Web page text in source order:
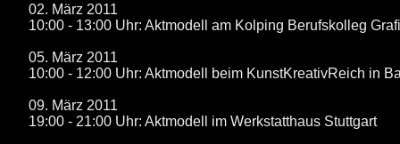
02. März 2011
10:00 - 13:00 Uhr: Aktmodell am Kolping Berufskolleg
05. März 2011
10:00 - 12:00 Uhr: Aktmodell beim KunstKreativReich in
09. März 2011
19:00 - 21:00 Uhr: Aktmodell im Werkstatthaus Stuttgart